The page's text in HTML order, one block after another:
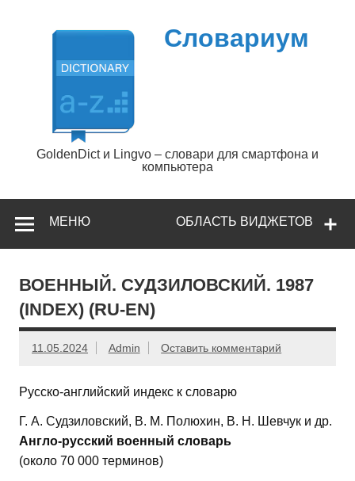
содержимому
Словариум
GoldenDict и Lingvo – словари для смартфона и
компьютера
ОБЛАСТЬ ВИДЖЕТОВ
МЕНЮ
ВОЕННЫЙ. СУДЗИЛОВСКИЙ. 1987
(INDEX) (RU-EN)
11.05.2024 Admin Оставить комментарий
Русско-английский индекс к словарю
Г. А. Судзиловский, В. М. Полюхин, В. Н. Шевчук и др.
Англо-русский военный словарь
(около 70 000 терминов)